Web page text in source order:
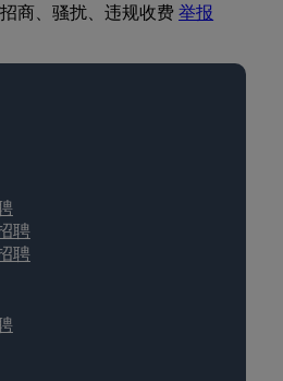
商、骚扰、违规收费举报
聘
聘